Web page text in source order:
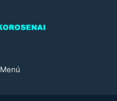
Menú